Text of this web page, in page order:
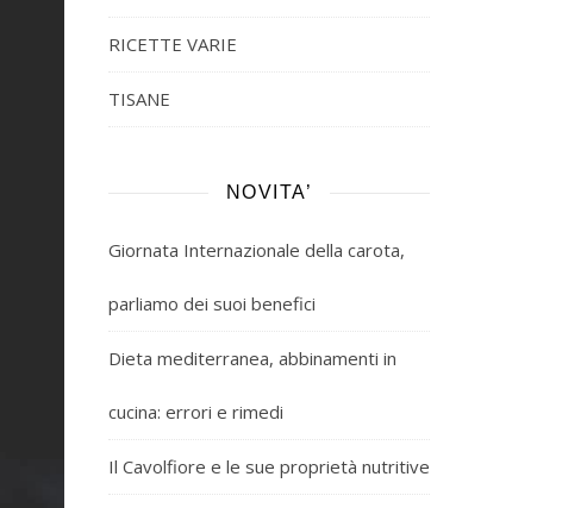
RICETTE VARIE
TISANE
NOVITA’
Giornata Internazionale della carota,
parliamo dei suoi benefici
Dieta mediterranea, abbinamenti in
cucina: errori e rimedi
Il Cavolfiore e le sue proprietà nutritive